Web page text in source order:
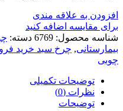
افزودن به علاقه مندی
برای مقایسه اضافه کنید
شناسه محصول: 6769 دسته:
بیمارستانی, چرخ سبد خرید
چوبی
توضیحات تکمیلی
نظرات (0)
توضیحات